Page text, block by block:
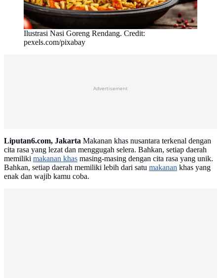
Ilustrasi Nasi Goreng Rendang. Credit:
pexels.com/pixabay
Advertisement
Liputan6.com, Jakarta Makanan khas nusantara terkenal dengan
cita rasa yang lezat dan menggugah selera. Bahkan, setiap daerah
memiliki makanan khas masing-masing dengan cita rasa yang unik.
Bahkan, setiap daerah memiliki lebih dari satu makanan khas yang
enak dan wajib kamu coba.